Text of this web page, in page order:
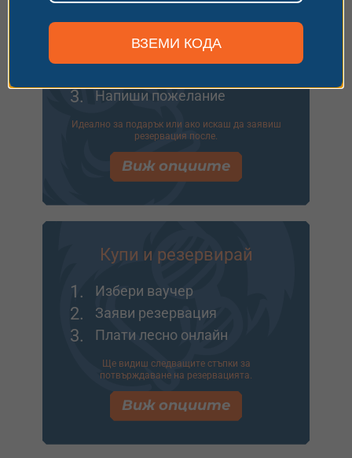
Избери ваучер
3. Напиши пожелание
Идеално за подарък или ако искаш да заявиш
резервация после.
Виж опциите
Купи и резервирай
1. Избери ваучер
2. Заяви резервация
3. Плати лесно онлайн
Ще видиш следващите стъпки за
потвърждаване на резервацията.
Виж опциите
ВЗЕМИ КОДА